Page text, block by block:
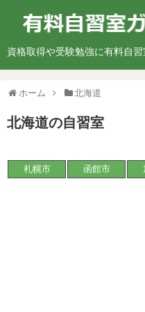
資格取得や受験勉強に有料自
ホーム 北海道
北海道の自習室
札幌市 函館市
北海道・東北地方
北海道
青森県
宮城県
山形県